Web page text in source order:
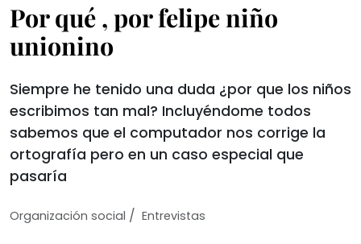
Por qué , por felipe niño
unionino
Siempre he tenido una duda ¿por que los niños
escribimos tan mal? Incluyéndome todos
sabemos que el computador nos corrige la
ortografía pero en un caso especial que
pasaría
Organización social / Entrevistas